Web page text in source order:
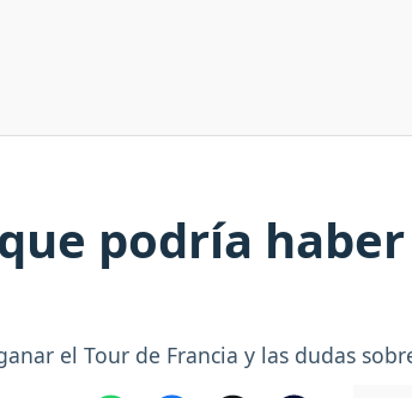
podría
el Tour de Francia y las dudas